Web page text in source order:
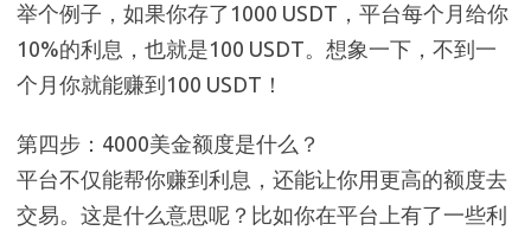
举个例子，如果你存了1000 USDT，平台每个月给你
10%的利息，也就是100 USDT。想象一下，不到一
个月你就能赚到100 USDT！
第四步：4000美金额度是什么？
平台不仅能帮你赚到利息，还能让你用更高的额度去
交易。这是什么意思呢？比如你在平台上有了一些利